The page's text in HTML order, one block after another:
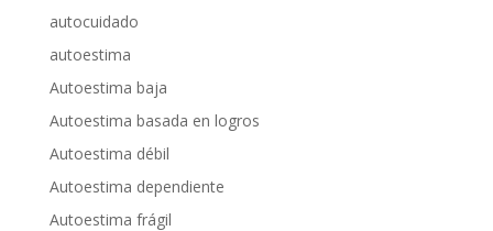
autocuidado
autoestima
Autoestima baja
Autoestima basada en logros
Autoestima débil
Autoestima dependiente
Autoestima frágil